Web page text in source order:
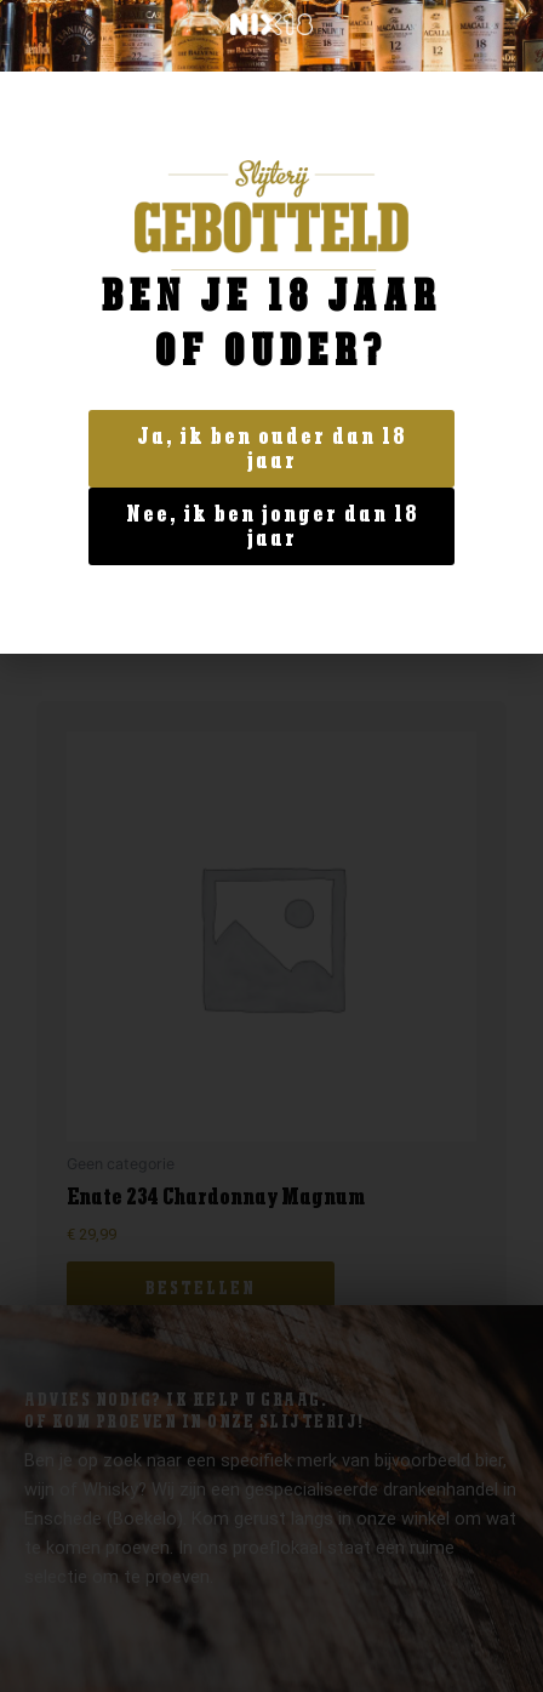
Duc de Berticot
Enate 234 Chardonnay Magnum
€ 29,99
BESTELLEN
ADVIES NODIG? IK HELP U GRAAG.
OF KOM PROEVEN IN ONZE SLIJTERIJ!
Ben je op zoek naar een specifiek merk van bijvoorbeeld bier,
wijn of Whisky? Wij zijn een gespecialiseerde drankenhandel in
Enschede (Boekelo). Kom gerust langs in onze winkel om wat
te komen proeven. In ons proeflokaal staat een ruime
selectie om te proeven.
BEN JE 18 JAAR
OF OUDER?
Ja, ik ben ouder dan 18
jaar
Nee, ik ben jonger dan 18
jaar